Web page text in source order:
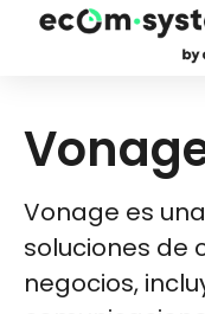
Vonage es
soluciones de
negocios,